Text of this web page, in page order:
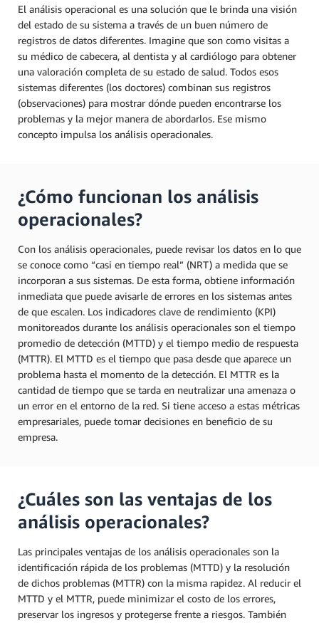
El análisis operacional es una solución que le brinda una visión
del estado de su sistema a través de un buen número de
registros de datos diferentes. Imagine que son como visitas a
su médico de cabecera, al dentista y al cardiólogo para obtener
una valoración completa de su estado de salud. Todos esos
sistemas diferentes (los doctores) combinan sus registros
(observaciones) para mostrar dónde pueden encontrarse los
problemas y la mejor manera de abordarlos. Ese mismo
concepto impulsa los análisis operacionales.
¿Cómo funcionan los análisis
operacionales?
Con los análisis operacionales, puede revisar los datos en lo que
se conoce como “casi en tiempo real” (NRT) a medida que se
incorporan a sus sistemas. De esta forma, obtiene información
inmediata que puede avisarle de errores en los sistemas antes
de que escalen. Los indicadores clave de rendimiento (KPI)
monitoreados durante los análisis operacionales son el tiempo
promedio de detección (MTTD) y el tiempo medio de respuesta
(MTTR). El MTTD es el tiempo que pasa desde que aparece un
problema hasta el momento de la detección. El MTTR es la
cantidad de tiempo que se tarda en neutralizar una amenaza o
un error en el entorno de la red. Si tiene acceso a estas métricas
empresariales, puede tomar decisiones en beneficio de su
empresa.
¿Cuáles son las ventajas de los
análisis operacionales?
Las principales ventajas de los análisis operacionales son la
identificación rápida de los problemas (MTTD) y la resolución
de dichos problemas (MTTR) con la misma rapidez. Al reducir el
MTTD y el MTTR, puede minimizar el costo de los errores,
preservar los ingresos y protegerse frente a riesgos. También